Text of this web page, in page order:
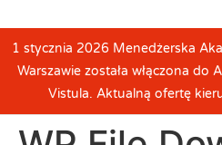
1 stycznia 2026 Menedżerska
Warszawie została włączona do
Vistula. Aktualną ofertę